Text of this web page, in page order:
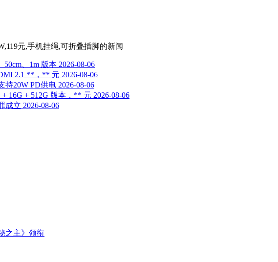
元,手机挂绳,可折叠插脚的新闻
50cm、1m 版本 2026-08-06
2.1 **，** 元 2026-08-06
持20W PD供电 2026-08-06
16G + 512G 版本，** 元 2026-08-06
成立 2026-08-06
之主》领衔